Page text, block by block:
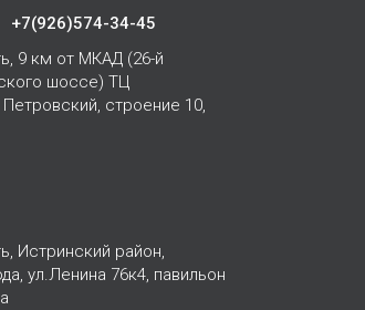
+7(926)574-34-45
9 км от МКАД (26-й
шоссе) ТЦ
строение 10,
Истринский район,
ул.Ленина 76к4, павильон